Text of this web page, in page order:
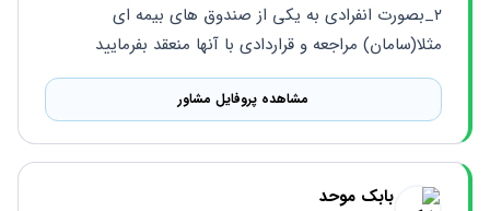
مثلا(سامان) مراجعه و قراردادی با آنها منعقد بفرمایید
مشاهده پروفایل مشاور
بابک موحد